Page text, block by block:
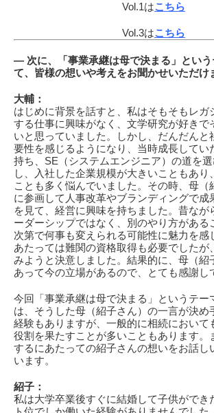
Vol.1はこちら
Vol.3はこちら
― 次に、「事業承継は母で決まる」とい
て、皆様の想いや考えをお聞かせいただけ
大輔 ：
はじめに背景を話すと、私はそもそもレガ
する仕事に興味がなく、文学研究が好きで
いと思っていました。しかし、だんだんと
要性を感じるようになり、当時成長してい
持ち、SE（システムエンジニア）の道を
し、入社した企業規模が大きいこともあり
ことも多く悩んでいました。その時、母（
に参画して人事改革やブランディングで成
を見て、経営に興味を持ちました。昔なが
ーダーシップではなく、別のやり方がある
次第で何事も変えられる可能性に魅力を感
あたっては難関の資格取得も必要でしたが
みようと決意しました。結果的に、母（紹
あって今の立場があるので、とても感謝し
今回「事業承継は母で決まる」というテー
は、そうした母（紹子さん）の一言が決め
経験もありますが、一般的に相続において
役割を果たすことが多いこともあります。
するにあたっての紹子さんの想いをお話し
います。
紹子 ：
私は大学卒業後すぐに結婚して子供ができ